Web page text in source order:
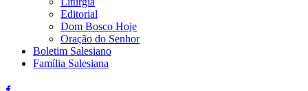
Editorial
Dom Bosco Hoje
Oração do Senhor
Boletim Salesiano
Família Salesiana